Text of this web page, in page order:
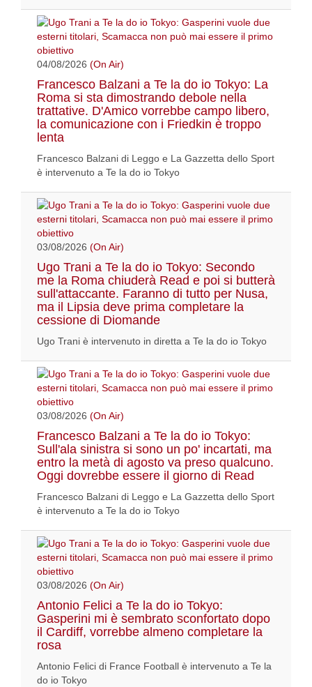
04/08/2026 (On Air)
Francesco Balzani a Te la do io Tokyo: La
Roma si sta dimostrando debole nella
trattative. D'Amico vorrebbe campo libero,
la comunicazione con i Friedkin è troppo
lenta
Francesco Balzani di Leggo e La Gazzetta dello Sport
è intervenuto a Te la do io Tokyo
03/08/2026 (On Air)
Ugo Trani a Te la do io Tokyo: Secondo
me la Roma chiuderà Read e poi si butterà
sull'attaccante. Faranno di tutto per Nusa,
ma il Lipsia deve prima completare la
cessione di Diomande
Ugo Trani è intervenuto in diretta a Te la do io Tokyo
03/08/2026 (On Air)
Francesco Balzani a Te la do io Tokyo:
Sull'ala sinistra si sono un po' incartati, ma
entro la metà di agosto va preso qualcuno.
Oggi dovrebbe essere il giorno di Read
Francesco Balzani di Leggo e La Gazzetta dello Sport
è intervenuto a Te la do io Tokyo
03/08/2026 (On Air)
Antonio Felici a Te la do io Tokyo:
Gasperini mi è sembrato sconfortato dopo
il Cardiff, vorrebbe almeno completare la
rosa
Antonio Felici di France Football è intervenuto a Te la
do io Tokyo